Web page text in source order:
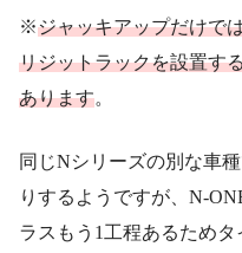
※ジャッキアップだけで
リジットラックを設置す
あります。
同じNシリーズの別な車
りするようですが、N-
ラスもう1工程あるため